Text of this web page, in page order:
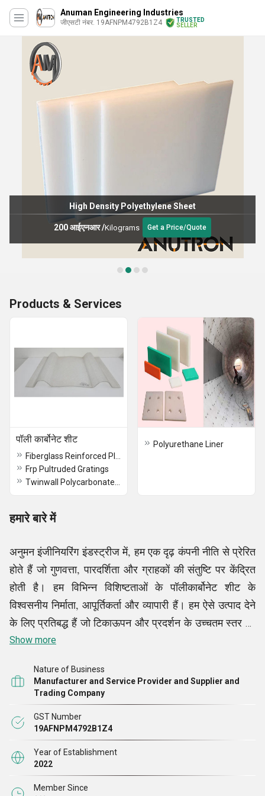
Anuman Engineering Industries
जीएसटी नंबर. 19AFNPM4792B1Z4
TRUSTED
SELLER
High Density Polyethylene Sheet
200 आईएनआर/Kilograms Get a Price/Quote
Products & Services
पॉली कार्बोनेट शीट
Frp Pultruded Gratings
Polyurethane Liner
हमारे बारे में
अनुमन इंजीनियरिंग इंडस्ट्रीज में, हम एक दृढ़ कंपनी नीति से प्रेरित
होते हैं जो गुणवत्ता, पारदर्शिता और ग्राहकों की संतुष्टि पर केंद्रित
होती है। हम विभिन्न विशिष्टताओं के पॉलीकार्बोनेट शीट के
विश्वसनीय निर्माता, आपूर्तिकर्ता और व्यापारी हैं। हम ऐसे उत्पाद देने
के लिए प्रतिबद्ध हैं जो टिकाऊपन और प्रदर्शन के उच्चतम स्तर को
पूरा करते हैं। हमारा नैतिक व्यावसायिक आचरण यह सुनिश्चित
करें, जो विश्वास और आपसी सम्मान पर आधारित हों। जब उद्योग के
रुझान और ग्राहकों की बदलती ज़रूरतों की बात आती है, तो हम
खेल से आगे रहने के लिए निरंतर सुधार में विश्वास करते हैं, अपनी
प्रक्रियाओं को लगातार नया करते रहते हैं। हमारी नीतियां पर्यावरण
की ज़िम्मेदारी पर भी ज़ोर देती हैं, जिससे यह सुनिश्चित होता है कि
हमारी उत्पादन प्रणालियाँ कुशल और पर्यावरण के अनुकूल
Show more
Nature of Business
Manufacturer and Service Provider and Supplier and
Trading Company
GST Number
19AFNPM4792B1Z4
Year of Establishment
2022
Member Since